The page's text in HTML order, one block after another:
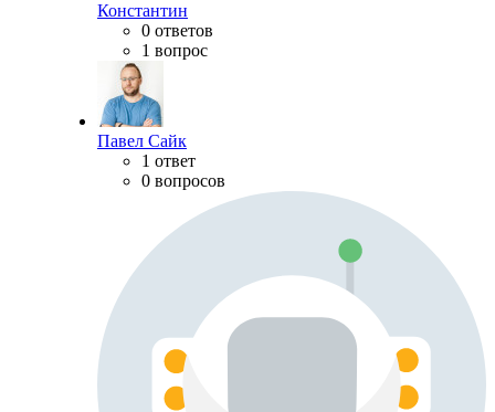
Константин
0 ответов
1 вопрос
Павел Сайк
1 ответ
0 вопросов